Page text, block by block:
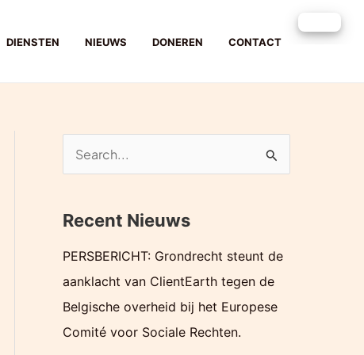
DIENSTEN NIEUWS DONEREN CONTACT
o
k
e
n
a
Recent Nieuws
PERSBERICHT: Grondrecht steunt de
aanklacht van ClientEarth tegen de
Belgische overheid bij het Europese
Comité voor Sociale Rechten.